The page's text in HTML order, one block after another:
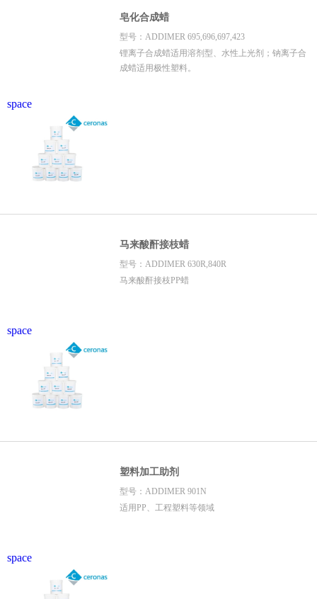
space
皂化合成蜡
型号：ADDIMER 695,696,697,423
锂离子合成蜡适用溶剂型、水性上光剂；钠离子合
成蜡适用极性塑料。
space
马来酸酐接枝蜡
型号：ADDIMER 630R,840R
马来酸酐接枝PP蜡
space
塑料加工助剂
型号：ADDIMER 901N
适用PP、工程塑料等领域